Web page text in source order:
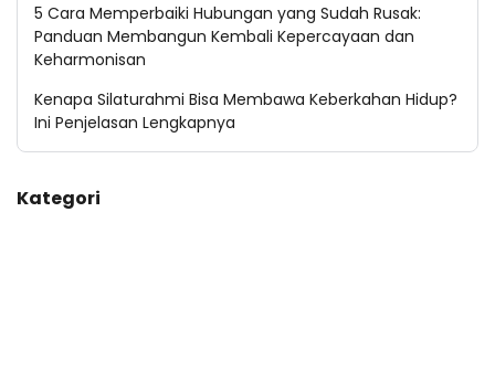
5 Cara Memperbaiki Hubungan yang Sudah Rusak:
Panduan Membangun Kembali Kepercayaan dan
Keharmonisan
Kenapa Silaturahmi Bisa Membawa Keberkahan Hidup?
Ini Penjelasan Lengkapnya
Kategori